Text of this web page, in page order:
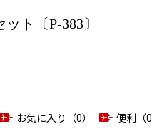
ト〔P-383〕
お気に入り（0）
便利（0